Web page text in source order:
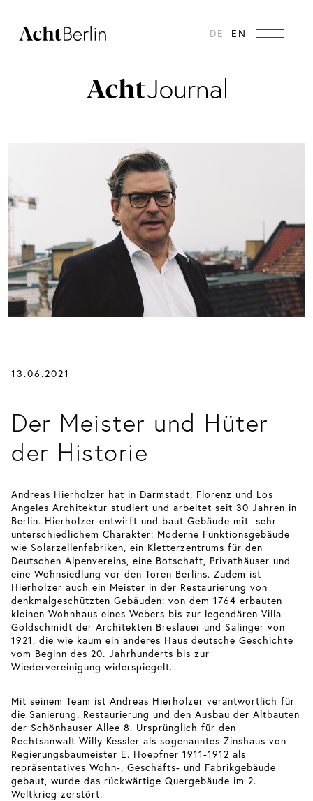
DE EN
13.06.2021
Der Meister und Hüter
der Historie
Andreas Hierholzer hat in Darmstadt, Florenz und Los
Angeles Architektur studiert und arbeitet seit 30 Jahren in
Berlin. Hierholzer entwirft und baut Gebäude mit sehr
unterschiedlichem Charakter: Moderne Funktionsgebäude
wie Solarzellenfabriken, ein Kletterzentrums für den
Deutschen Alpenvereins, eine Botschaft, Privathäuser und
eine Wohnsiedlung vor den Toren Berlins. Zudem ist
Hierholzer auch ein Meister in der Restaurierung von
denkmalgeschützten Gebäuden: von dem 1764 erbauten
kleinen Wohnhaus eines Webers bis zur legendären Villa
Goldschmidt der Architekten Breslauer und Salinger von
1921, die wie kaum ein anderes Haus deutsche Geschichte
vom Beginn des 20. Jahrhunderts bis zur
Wiedervereinigung widerspiegelt.
Mit seinem Team ist Andreas Hierholzer verantwortlich für
die Sanierung, Restaurierung und den Ausbau der Altbauten
der Schönhauser Allee 8. Ursprünglich für den
Rechtsanwalt Willy Kessler als sogenanntes Zinshaus von
Regierungsbaumeister E. Hoepfner 1911-1912 als
repräsentatives Wohn-, Geschäfts- und Fabrikgebäude
gebaut, wurde das rückwärtige Quergebäude im 2.
Weltkrieg zerstört.